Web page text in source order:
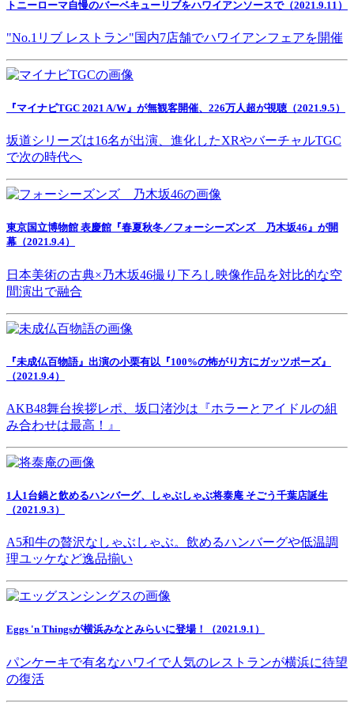
トニーローマ自慢のバーベキューリブをハワイアンソースで（2021.9.11）
"No.1リブ レストラン"国内7店舗でハワイアンフェアを開催
『マイナビTGC 2021 A/W』が無観客開催、226万人超が視聴（2021.9.5）
坂道シリーズは16名が出演、進化したXRやバーチャルTGC
で次の時代へ
東京国立博物館 表慶館『春夏秋冬／フォーシーズンズ 乃木坂46』が開
幕（2021.9.4）
日本美術の古典×乃木坂46撮り下ろし映像作品を対比的な空
間演出で融合
『未成仏百物語』出演の小栗有以『100%の怖がり方にガッツポーズ』
（2021.9.4）
AKB48舞台挨拶レポ、坂口渚沙は『ホラーとアイドルの組
み合わせは最高！』
1人1台鍋と飲めるハンバーグ、しゃぶしゃぶ将泰庵 そごう千葉店誕生
（2021.9.3）
A5和牛の贅沢なしゃぶしゃぶ。飲めるハンバーグや低温調
理ユッケなど逸品揃い
Eggs 'n Thingsが横浜みなとみらいに登場！（2021.9.1）
パンケーキで有名なハワイで人気のレストランが横浜に待望
の復活